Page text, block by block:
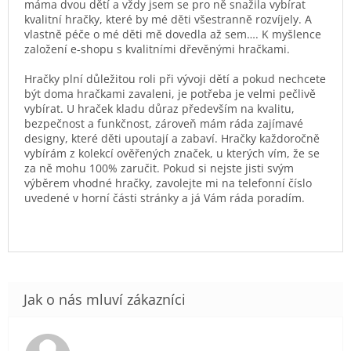
máma dvou dětí a vždy jsem se pro ně snažila vybírat
kvalitní hračky, které by mé děti všestranně rozvíjely. A
vlastně péče o mé děti mě dovedla až sem…. K myšlence
založení e-shopu s kvalitními dřevěnými hračkami.
Hračky plní důležitou roli při vývoji dětí a pokud nechcete
být doma hračkami zavaleni, je potřeba je velmi pečlivě
vybírat. U hraček kladu důraz především na kvalitu,
bezpečnost a funkčnost, zároveň mám ráda zajímavé
designy, které děti upoutají a zabaví. Hračky každoročně
vybírám z kolekcí ověřených značek, u kterých vím, že se
za ně mohu 100% zaručit. Pokud si nejste jisti svým
výběrem vhodné hračky, zavolejte mi na telefonní číslo
uvedené v horní části stránky a já Vám ráda poradím.